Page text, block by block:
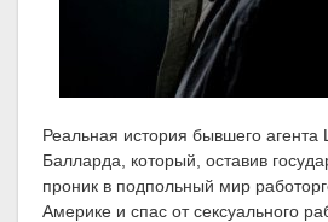
Реальная история бывшего
Балларда, который, оставив
проник в подпольный мир
Америке и спас от сексуального